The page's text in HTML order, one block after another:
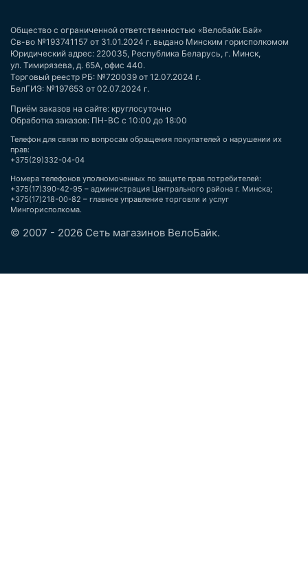
Общество с ограниченной ответственностью «Велобайк Бай»
Св-во №193741157 от 31.01.2024 г. выдано Минским горисполкомом
Юридический адрес: 220035, Республика Беларусь, г. Минск,
ул. Тимирязева, д. 65А, офис 440.
Торговый реестр РБ: №720039 от 12.07.2024 г.
БелГИЭ: №197653 от 02.07.2024 г.
Приём заказов на сайте: круглосуточно
Обработка заказов: ПН-ВС с 10:00 до 18:00
Телефон для связи по вопросам обращения покупателей о нарушении их
прав:
+375(29)332-04-04
Номера телефонов уполномоченных по защите прав потребителей:
+375(17)390-42-95 – администрация Центрального района г. Минска;
+375(17)218-00-82 – главное управление торговли и услуг
Мингорисполкома.
© 2007 - 2026 Сеть магазинов ВелоБайк.